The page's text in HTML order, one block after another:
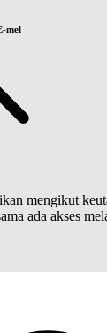
mel
mengikut
ada akses